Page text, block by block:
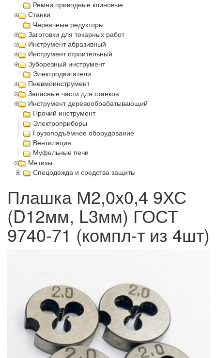
Ремни приводные клиновые
Станки
Червячные редукторы
Заготовки для токарных работ
Инструмент абразивный
Инструмент строительный
Зуборезный инструмент
Электродвигатели
Пневмоинструмент
Запасные части для станков
Инструмент деревообрабатывающий
Прочий инструмент
Электроприборы
Грузоподъёмное оборудование
Вентиляция
Муфельные печи
Метизы
Спецодежда и средства защиты
Плашка М2,0х0,4 9ХС
(D12мм, L3мм) ГОСТ
9740-71 (компл-т из 4шт)